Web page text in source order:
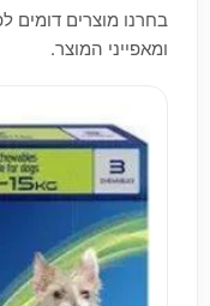
בחרנו מוצרים דומים
ומאפייני המוצר.